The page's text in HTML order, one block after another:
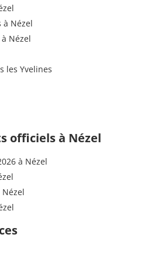
à Nézel
Nézel
les Yvelines
officiels à Nézel
à Nézel